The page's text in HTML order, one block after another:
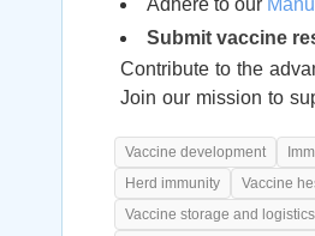
Adhere to our
Submit vaccine
Contribute to the
Join our mission to
Vaccine development
Herd immunity
Vaccine
Vaccine storage and logistics